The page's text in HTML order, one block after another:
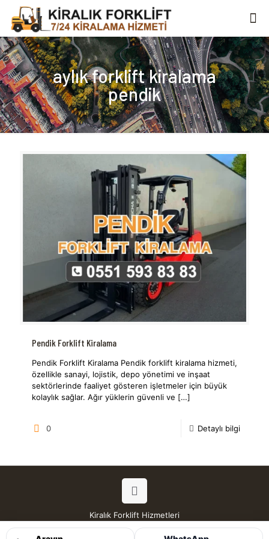
aylık forklift kiralama
pendik
Pendik Forklift Kiralama
Pendik Forklift Kiralama Pendik forklift kiralama hizmeti,
özellikle sanayi, lojistik, depo yönetimi ve inşaat
sektörlerinde faaliyet gösteren işletmeler için büyük
kolaylık sağlar. Ağır yüklerin güvenli ve […]
0 Detaylı bilgi
Kiralık Forklift Hizmetleri
Tüm Hakları Saklıdır © 2026